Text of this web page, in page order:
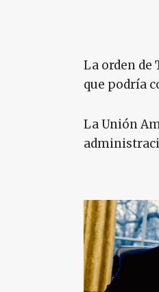
La orden de
que podría
La Unión